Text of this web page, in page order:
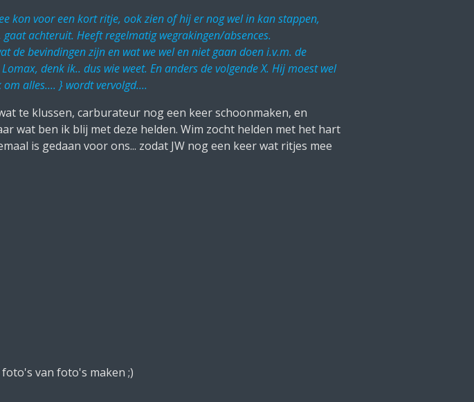
kon voor een kort ritje, ook zien of hij er nog wel in kan stappen,
achteruit. Heeft regelmatig wegrakingen/absences.
de bevindingen zijn en wat we wel en niet gaan doen i.v.m. de
denk ik.. dus wie weet. En anders de volgende X. Hij moest wel
alles.... } wordt vervolgd....
te klussen, carburateur nog een keer schoonmaken, en
wat ben ik blij met deze helden. Wim zocht helden met het hart
is gedaan voor ons... zodat JW nog een keer wat ritjes mee
van foto's maken ;)